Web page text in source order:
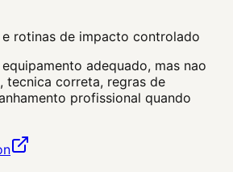
rotinas de impacto controlado
adequado, mas nao
tecnica correta, regras de
profissional quando